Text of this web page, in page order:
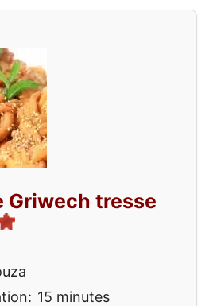
Griwech tresse
15 minutes